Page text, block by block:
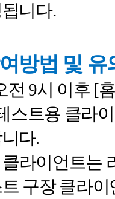
니다.
방법 및 유
전 9시 이후 [
스트용 클라
다.
라이언트는
구장 클라